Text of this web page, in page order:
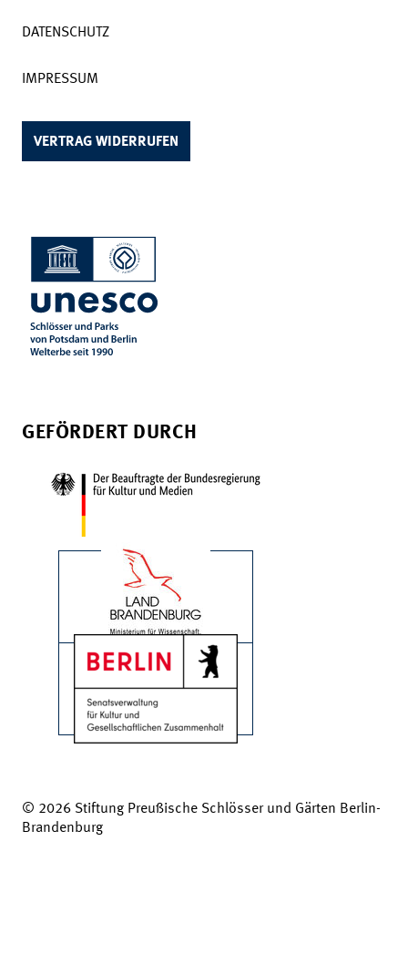
DATENSCHUTZ
IMPRESSUM
VERTRAG WIDERRUFEN
GEFÖRDERT DURCH
© 2026 Stiftung Preußische Schlösser und Gärten Berlin-
Brandenburg